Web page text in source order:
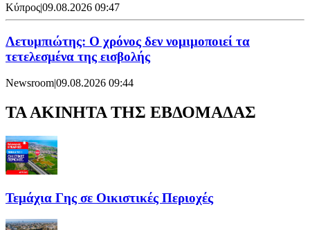
Κύπρος|09.08.2026 09:47
Λετυμπιώτης: Ο χρόνος δεν νομιμοποιεί τα
τετελεσμένα της εισβολής
Newsroom|09.08.2026 09:44
ΤΑ ΑΚΙΝΗΤΑ ΤΗΣ ΕΒΔΟΜΑΔΑΣ
Τεμάχια Γης σε Οικιστικές Περιοχές